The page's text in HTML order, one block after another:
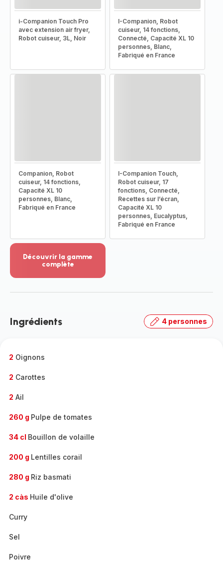
i-Companion Touch Pro
avec extension air fryer,
Robot cuiseur, 3L, Noir
I-Companion, Robot
cuiseur, 14 fonctions,
Connecté, Capacité XL 10
personnes, Blanc,
Fabriqué en France
Companion, Robot
cuiseur, 14 fonctions,
Capacité XL 10
personnes, Blanc,
Fabriqué en France
I-Companion Touch,
Robot cuiseur, 17
fonctions, Connecté,
Recettes sur l’écran,
Capacité XL 10
personnes, Eucalyptus,
Fabriqué en France
Découvrir la gamme
complète
-
gamme
Ingrédients 4 personnes
2 Oignons
2 Carottes
2 Ail
260 g Pulpe de tomates
34 cl Bouillon de volaille
200 g Lentilles corail
280 g Riz basmati
2 càs Huile d'olive
Curry
Sel
Poivre